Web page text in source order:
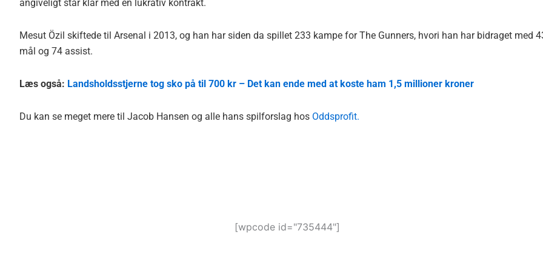
angiveligt står klar med en lukrativ kontrakt.
Mesut Özil skiftede til Arsenal i 2013, og han har siden da spillet 233 kampe for The Gunners, hvori han har bidraget med
mål og 74 assist.
Læs også: Landsholdsstjerne tog sko på til 700 kr – Det kan ende med at koste ham 1,5 millioner kroner
Du kan se meget mere til Jacob Hansen og alle hans spilforslag hos Oddsprofit.
[wpcode id="735444"]